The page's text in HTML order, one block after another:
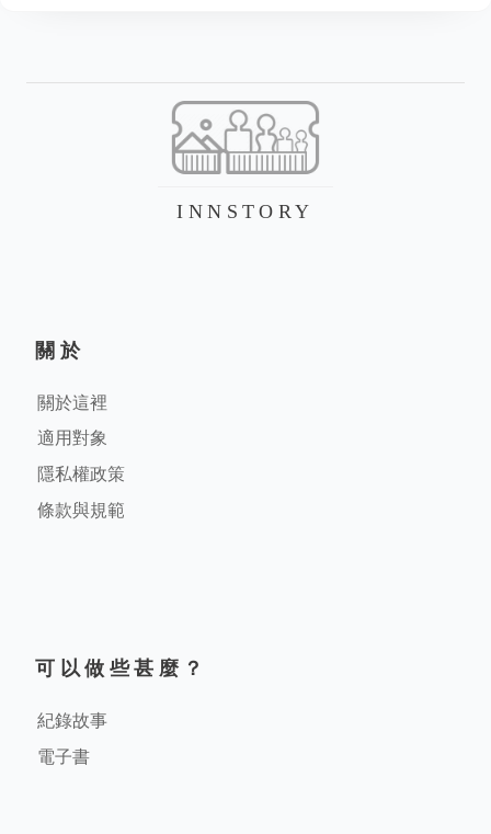
INNSTORY
關於
關於這裡
適用對象
隱私權政策
條款與規範
可以做些甚麼？
紀錄故事
電子書